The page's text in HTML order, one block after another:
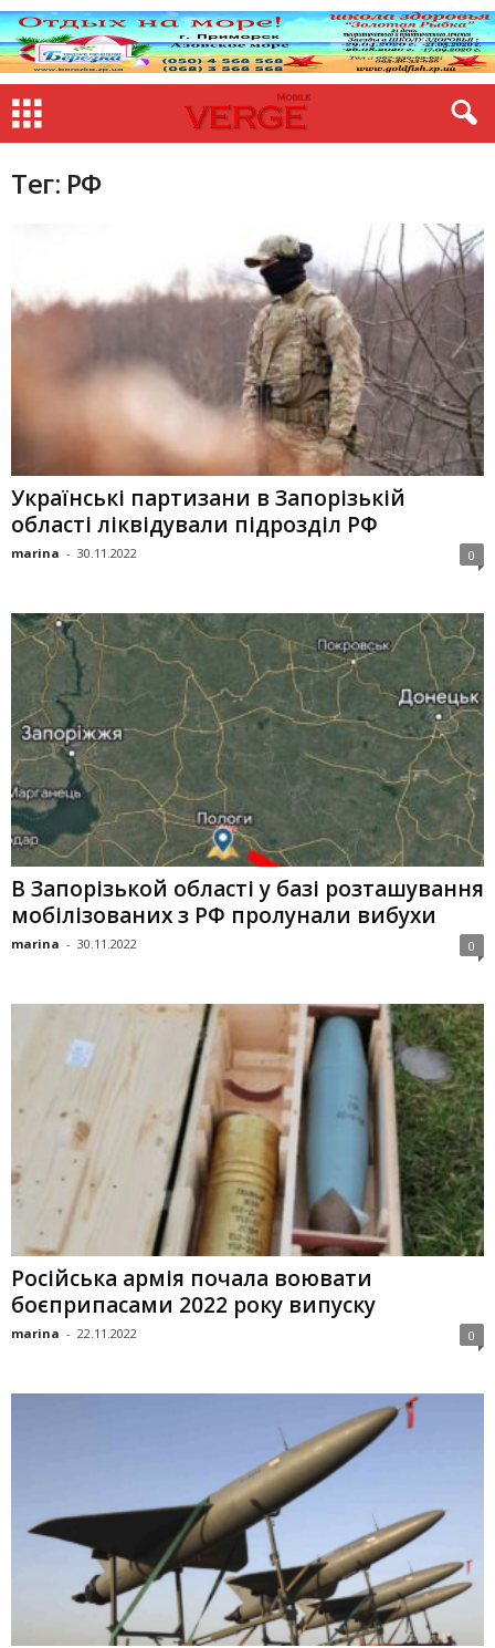
Тег: РФ
Українські партизани в Запорізькій
області ліквідували підрозділ РФ
marina - 30.11.2022 0
В Запорізькой області у базі розташування
мобілізованих з РФ пролунали вибухи
marina - 30.11.2022 0
Російська армія почала воювати
боєприпасами 2022 року випуску
marina - 22.11.2022 0